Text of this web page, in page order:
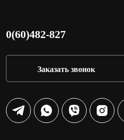
0(60)482-827
Заказать звонок